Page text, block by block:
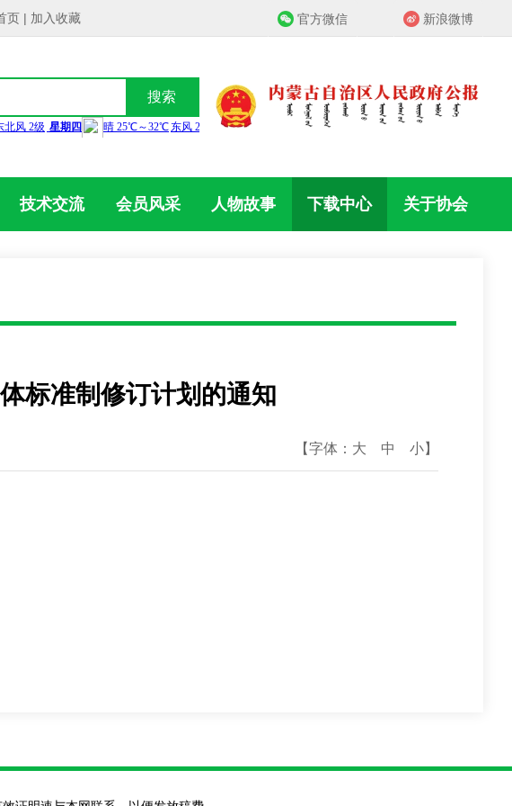
页 | 加入收藏 官方微信 新浪微博
搜索
技术交流 会员风采 人物故事 下载中心 关于协会
标准制修订计划的通知
【字体： 大 中 小】